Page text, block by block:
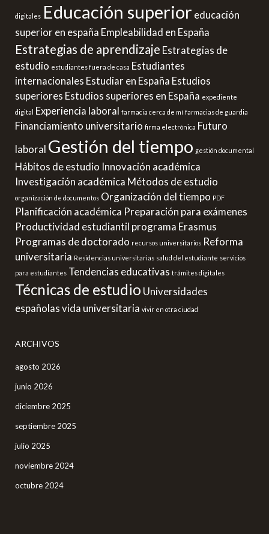
digitales Educación superior educación
superior en españa Empleabilidad en España
Estrategias de aprendizaje Estrategias de
estudio estudiantes fuera de casa Estudiantes
internacionales Estudiar en España Estudios
superiores Estudios superiores en España expediente
digital Experiencia laboral farmacia cerca de mí farmacias de guardia
Financiamiento universitario firma electrónica Futuro
laboral Gestión del tiempo gestión documental
Hábitos de estudio Innovación académica
Investigación académica Métodos de estudio
organización de documentos Organización del tiempo PDF
Planificación académica Preparación para exámenes
Productividad estudiantil programa Erasmus
Programas de doctorado recursos universitarios Reforma
universitaria Residencias universitarias salud del estudiante servicios
para estudiantes Tendencias educativas trámites digitales
Técnicas de estudio Universidades
españolasvida universitaria vivir en otra ciudad
ARCHIVOS
agosto 2026
junio 2026
diciembre 2025
septiembre 2025
julio 2025
noviembre 2024
octubre 2024